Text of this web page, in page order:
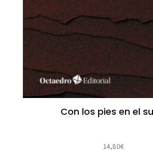
Con los pies en el
14,80€